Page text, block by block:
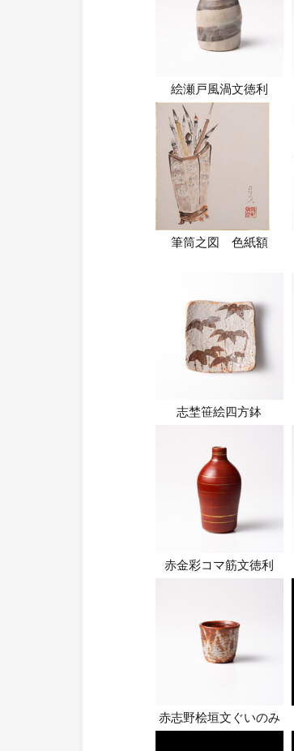
絵瀬戸風渦文徳利
筆筒之図 色紙額
志埜笹絵四方鉢
赤金彩コマ筋文徳利
赤志野桧垣文ぐいのみ